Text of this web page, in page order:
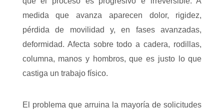
medida que avanza aparecen dolor, rigidez,
pérdida de movilidad y, en fases avanzadas,
deformidad. Afecta sobre todo a cadera, rodillas,
columna, manos y hombros, que es justo lo que
castiga un trabajo físico.
El problema que arruina la mayoría de solicitudes